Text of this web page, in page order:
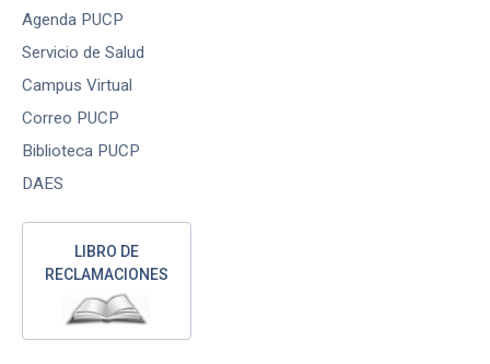
Agenda PUCP
Servicio de Salud
Campus Virtual
Correo PUCP
Biblioteca PUCP
DAES
LIBRO DE
RECLAMACIONES